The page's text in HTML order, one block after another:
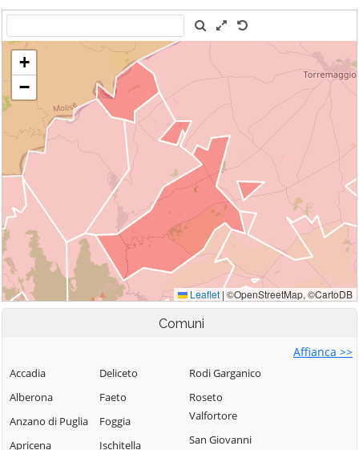
Comuni
Affianca >>
Accadia
Alberona
Anzano di Puglia
Apricena
Deliceto
Faeto
Foggia
Ischitella
Rodi Garganico
Roseto
Valfortore
San Giovanni